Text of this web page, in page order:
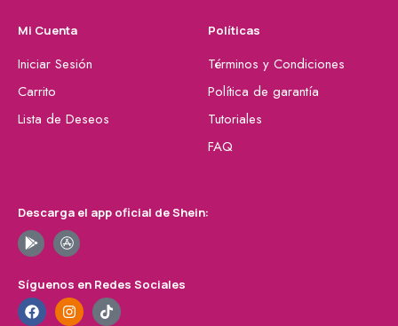
Mi Cuenta
Iniciar Sesión
Carrito
Lista de Deseos
Políticas
Términos y Condiciones
Política de garantía
Tutoriales
FAQ
Descarga el app oficial de Shein:
Síguenos en Redes Sociales